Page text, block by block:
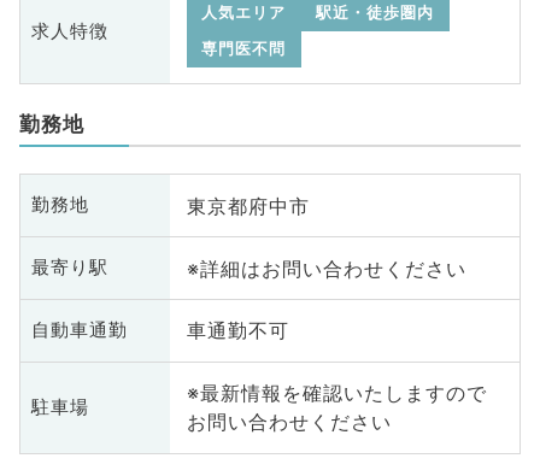
求人特徴
人気エリア
駅近・徒歩圏内
専門医不問
勤務地
勤務地 東京都府中市
最寄り駅 ※詳細はお問い合わせください
自動車通勤 車通勤不可
駐車場
※最新情報を確認いたしますので
お問い合わせください